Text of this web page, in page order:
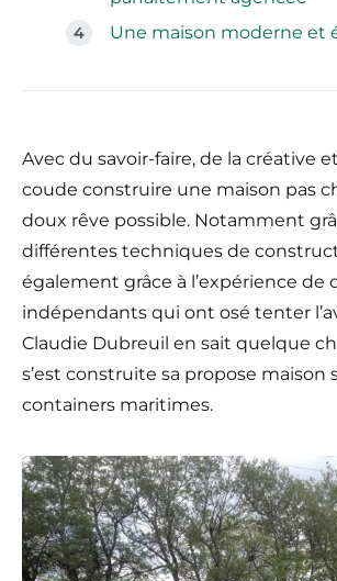
Une maison moderne et
Avec du savoir-faire, de la créative
coude construire une maison pas
doux rêve possible. Notamment
différentes techniques de
également grâce à l’expérience de
indépendants qui ont osé tenter
Claudie Dubreuil en sait quelque
s’est construite sa propose maison
containers maritimes.